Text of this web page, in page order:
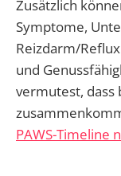
Zusätzlich
Symptome,
Reizdarm/
und
vermutest, dass
PAWS-Timeline